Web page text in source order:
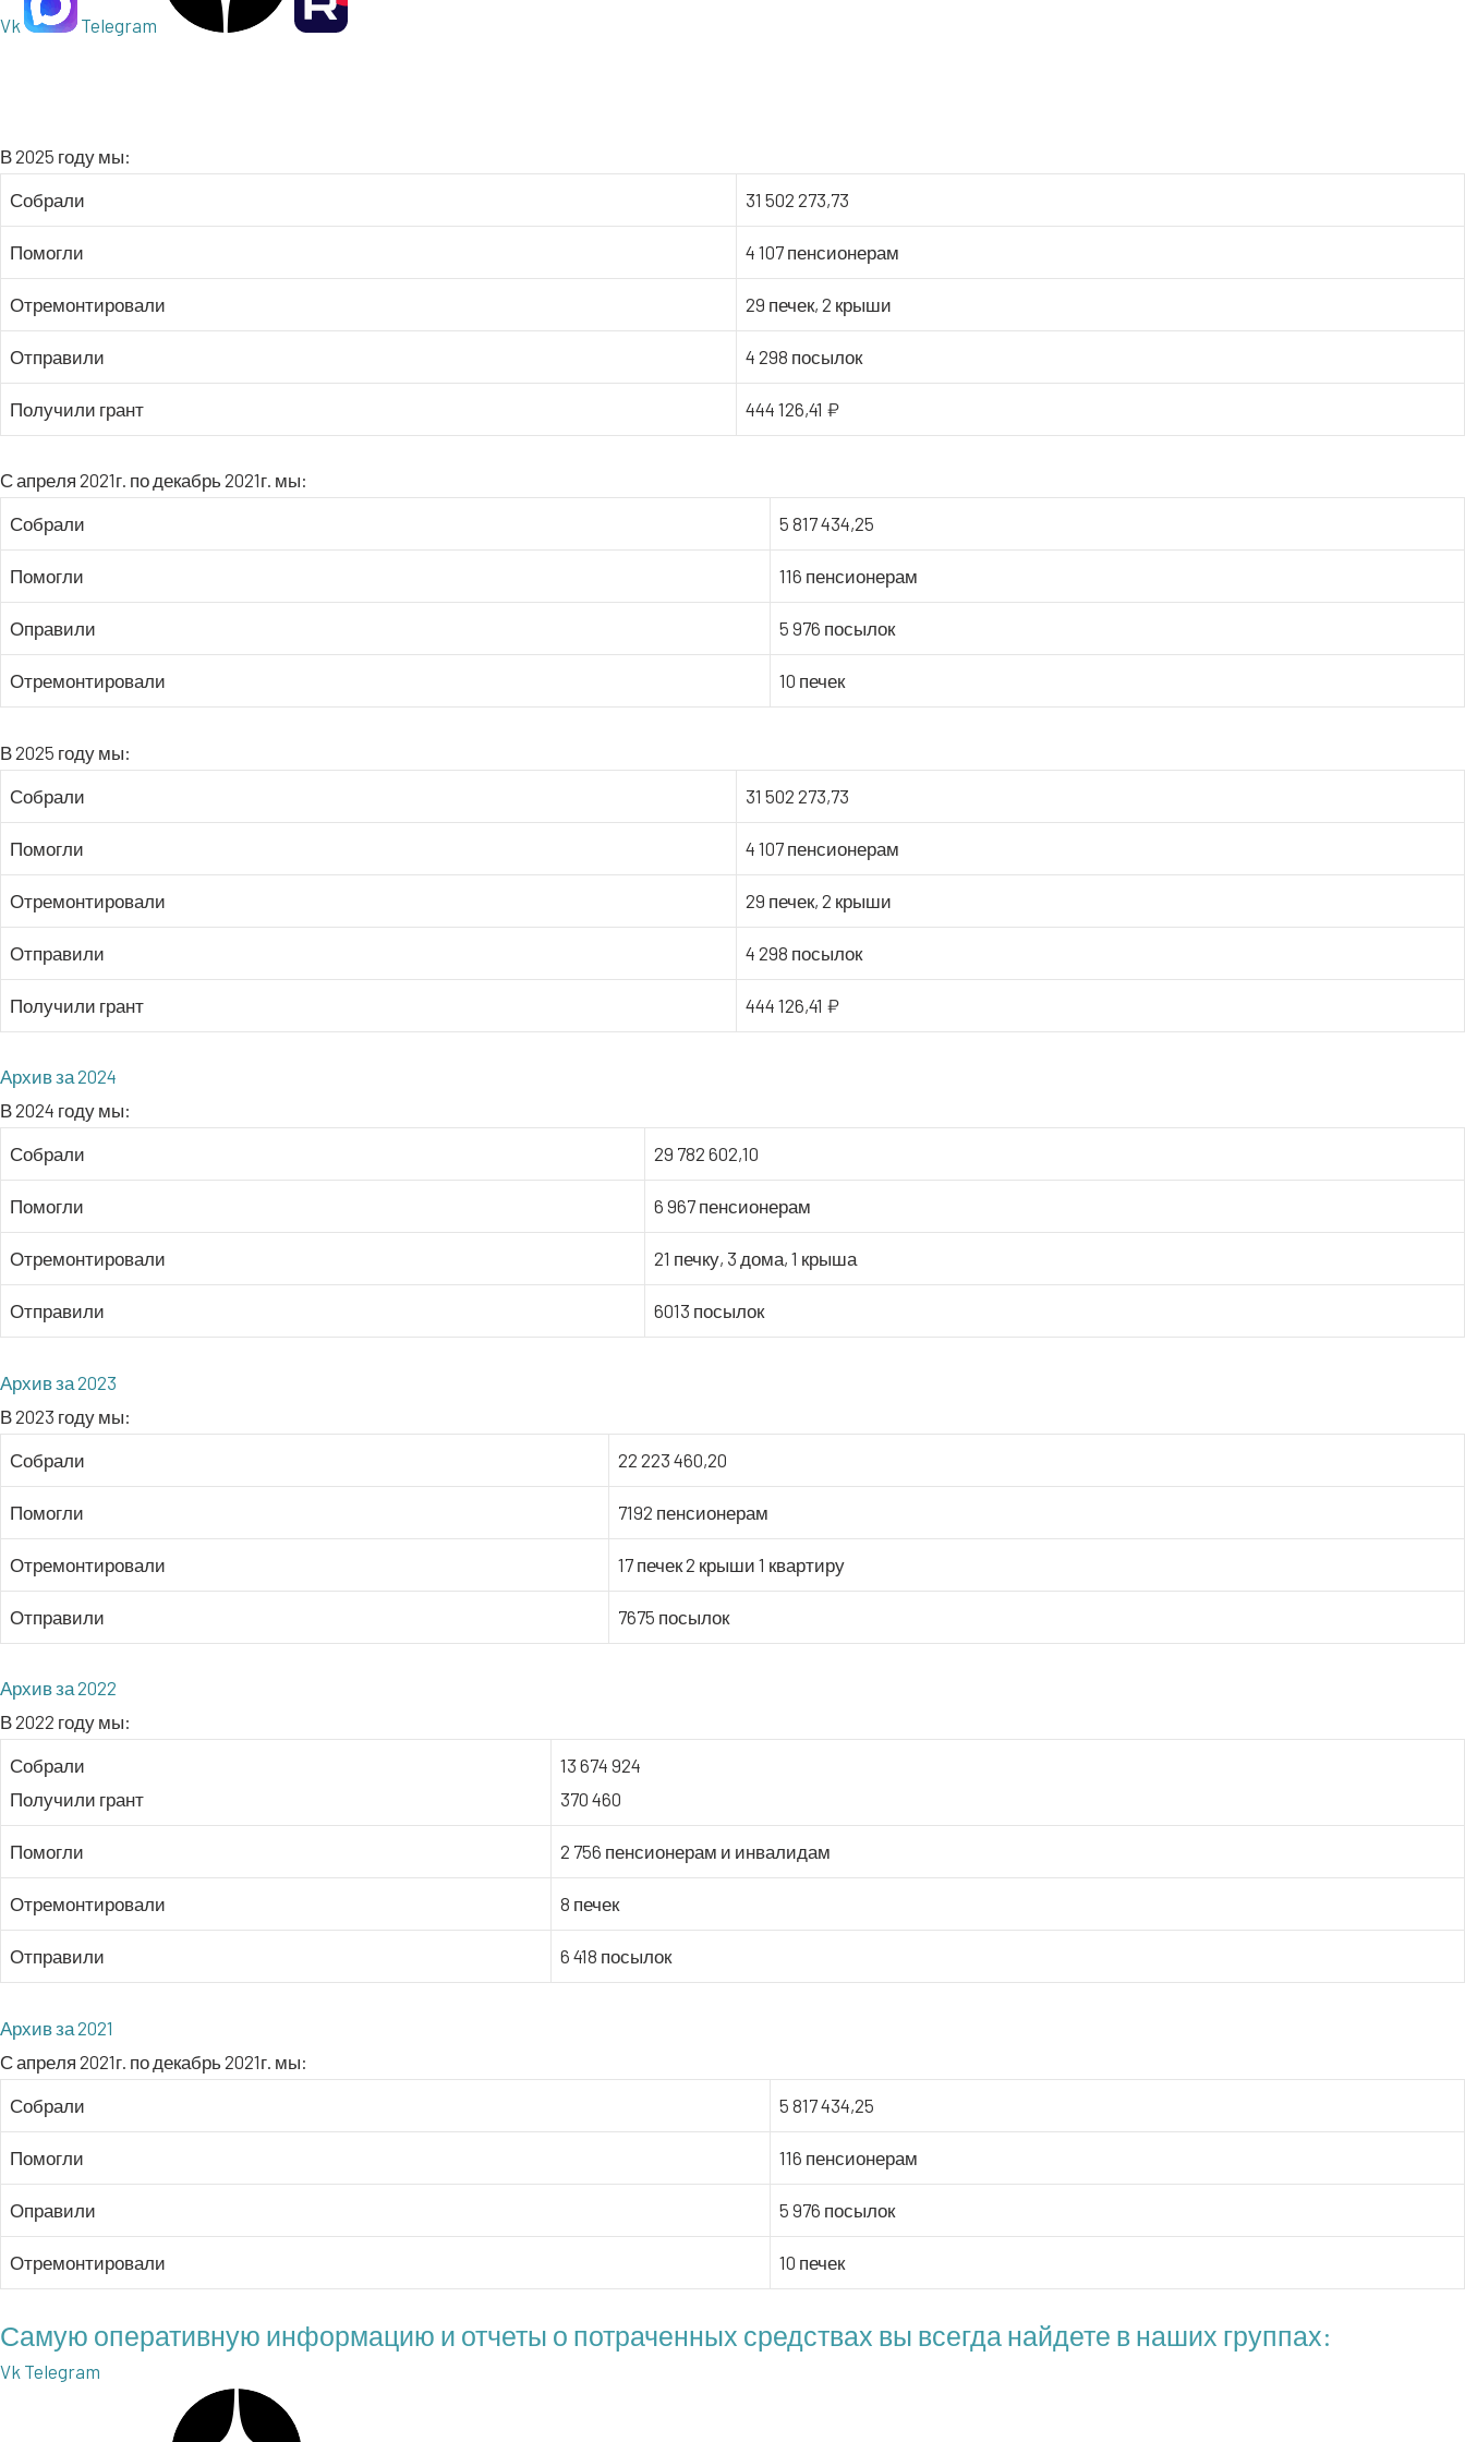
Vk Telegram
В 2025 году мы:
Собра­ли
31 502 273,73
Помог­ли 4 107 пенсионерам
Отре­мон­ти­ро­ва­ли 29 печек, 2 крыши
Отпра­ви­ли 4 298 посылок
Полу­чи­ли грант 444 126,41 ₽
С апре­ля 2021г. по декабрь 2021г. мы:
Собра­ли
5 817 434,25
Помог­ли 116 пенсионерам
Опра­ви­ли 5 976 посылок
Отре­мон­ти­ро­ва­ли 10 печек
В 2025 году мы:
Собра­ли
31 502 273,73
Помог­ли 4 107 пенсионерам
Отре­мон­ти­ро­ва­ли 29 печек, 2 крыши
Отпра­ви­ли 4 298 посылок
Полу­чи­ли грант 444 126,41 ₽
Архив за 2024
В 2024 году мы:
Собра­ли
29 782 602,10
Помог­ли 6 967 пенсионерам
Отре­мон­ти­ро­ва­ли 21 печ­ку, 3 дома, 1 крыша
Отпра­ви­ли 6013 посы­лок
Архив за 2023
В 2023 году мы:
Собра­ли
22 223 460,20
Помог­ли 7192 пен­си­о­не­рам
Отре­мон­ти­ро­ва­ли 17 печек 2 кры­ши 1 квартиру
Отпра­ви­ли 7675 посы­лок
Архив за 2022
В 2022 году мы:
Собра­ли
Полу­чи­ли грант
13 674 924
370 460
Помог­ли 2 756 пен­си­о­не­рам и инвалидам
Отре­мон­ти­ро­ва­ли 8 печек
Отпра­ви­ли 6 418 посылок
Архив за 2021
С апре­ля 2021г. по декабрь 2021г. мы:
Собра­ли
5 817 434,25
Помог­ли 116 пенсионерам
Опра­ви­ли 5 976 посылок
Отре­мон­ти­ро­ва­ли 10 печек
Самую оперативную информацию и отчеты о потраченных средствах вы всегда найдете в наших группах:
Vk Telegram